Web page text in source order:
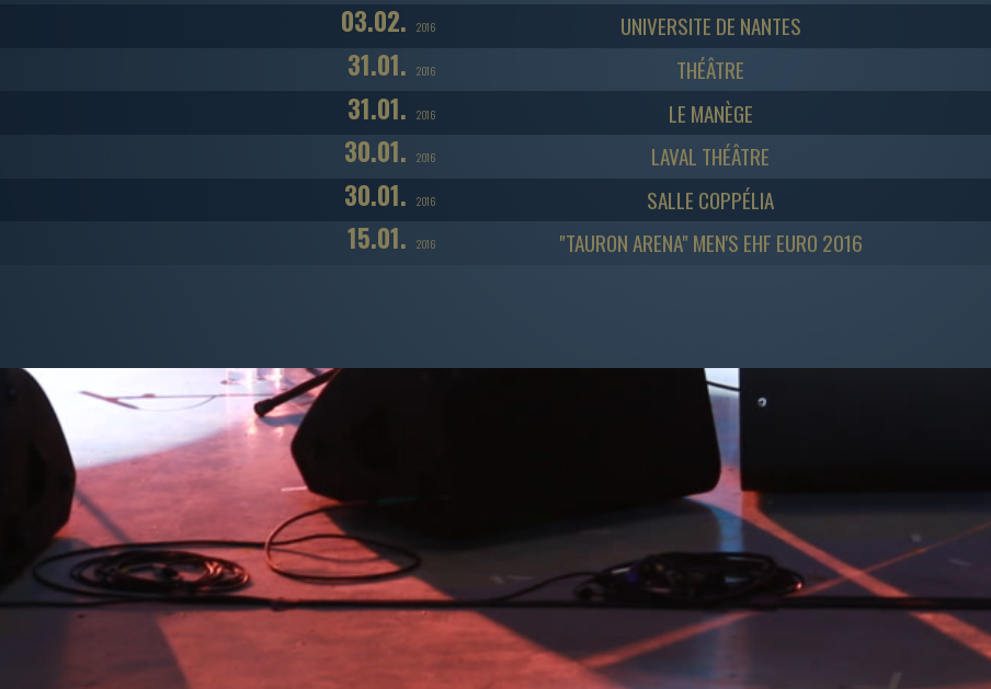
03.02. 2016 UNIVERSITE DE NANTES
31.01. 2016 THÉÂTRE
31.01. 2016 LE MANÈGE
30.01. 2016 LAVAL THÉÂTRE
30.01. 2016 SALLE COPPÉLIA
15.01. 2016 "TAURON ARENA" MEN'S EHF EURO 2016